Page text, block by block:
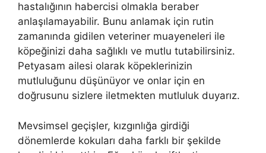
hastalığının habercisi olmakla beraber
anlaşılamayabilir. Bunu anlamak için rutin
zamanında gidilen veteriner muayeneleri ile
köpeğinizi daha sağlıklı ve mutlu tutabilirsiniz.
Petyasam ailesi olarak köpeklerinizin
mutluluğunu düşünüyor ve onlar için en
doğrusunu sizlere iletmekten mutluluk duyarız.
Mevsimsel geçişler, kızgınlığa girdiği
dönemlerde kokuları daha farklı bir şekilde